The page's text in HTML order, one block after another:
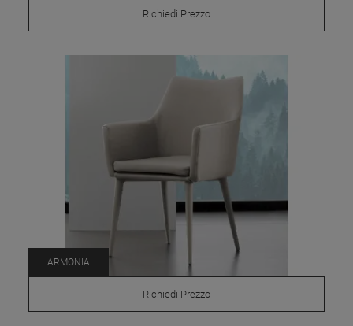
Richiedi Prezzo
ARMONIA
Richiedi Prezzo